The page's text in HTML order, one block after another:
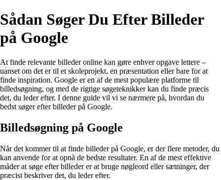
Sådan Søger Du Efter Billeder
på Google
At finde relevante billeder online kan gøre enhver opgave lettere –
uanset om det er til et skoleprojekt, en præsentation eller bare for at
finde inspiration. Google er en af de mest populære platforme til
billedsøgning, og med de rigtige søgeteknikker kan du finde præcis
det, du leder efter. I denne guide vil vi se nærmere på, hvordan du
bedst søger efter billeder på Google.
Billedsøgning på Google
Når det kommer til at finde billeder på Google, er der flere metoder, du
kan anvende for at opnå de bedste resultater. En af de mest effektive
måder at søge efter billeder er at bruge nøgleord eller sætninger, der
præcist beskriver det, du leder efter.